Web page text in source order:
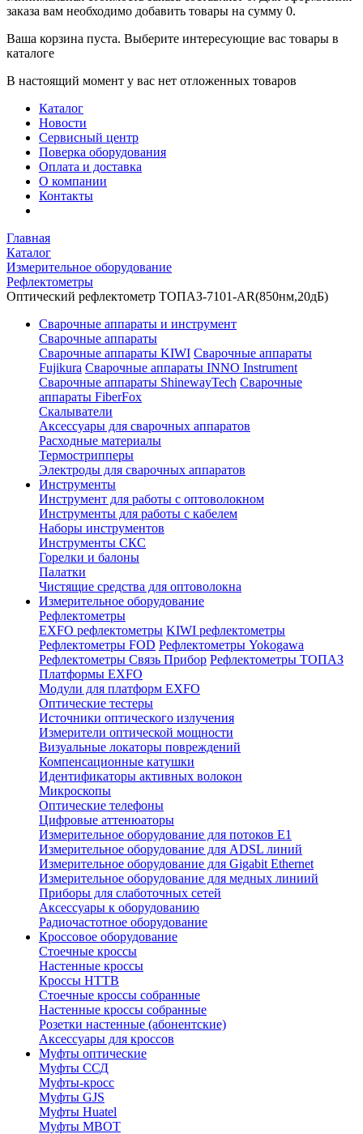
заказа вам необходимо добавить товары на сумму 0.
Ваша корзина пуста. Выберите интересующие вас товары в
каталоге
В настоящий момент у вас нет отложенных товаров
Каталог
Новости
Сервисный центр
Поверка оборудования
Оплата и доставка
О компании
Контакты
Главная
Каталог
Измерительное оборудование
Рефлектометры
Оптический рефлектометр ТОПАЗ-7101-AR(850нм,20дБ)
Сварочные аппараты и инструмент
Сварочные аппараты
Сварочные аппараты KIWI Сварочные аппараты
Fujikura Сварочные аппараты INNO Instrument
Сварочные аппараты ShinewayTech Cварочные
аппараты FiberFox
Скалыватели
Аксессуары для сварочных аппаратов
Расходные материалы
Термострипперы
Электроды для сварочных аппаратов
Инструменты
Инструмент для работы с оптоволокном
Инструменты для работы с кабелем
Наборы инструментов
Инструменты СКС
Горелки и балоны
Палатки
Чистящие средства для оптоволокна
Измерительное оборудование
Рефлектометры
EXFO рефлектометры KIWI рефлектометры
Рефлектометры FOD Рефлектометры Yokogawa
Рефлектометры Связь Прибор Рефлектометры ТОПАЗ
Платформы EXFO
Модули для платформ EXFO
Оптические тестеры
Источники оптического излучения
Измерители оптической мощности
Визуальные локаторы повреждений
Компенсационные катушки
Идентификаторы активных волокон
Микроскопы
Оптические телефоны
Цифровые аттенюаторы
Измерительное оборудование для потоков Е1
Измерительное оборудование для ADSL линий
Измерительное оборудование для Gigabit Ethernet
Измерительное оборудование для медных линиий
Приборы для слаботочных сетей
Аксессуары к оборудованию
Радиочастотное оборудование
Кроссовое оборудование
Стоечные кроссы
Настенные кроссы
Кроссы HTTB
Стоечные кроссы собранные
Настенные кроссы собранные
Розетки настенные (абонентские)
Аксессуары для кроссов
Муфты оптические
Муфты ССД
Муфты-кросс
Муфты GJS
Муфты Huatel
Муфты МВОТ